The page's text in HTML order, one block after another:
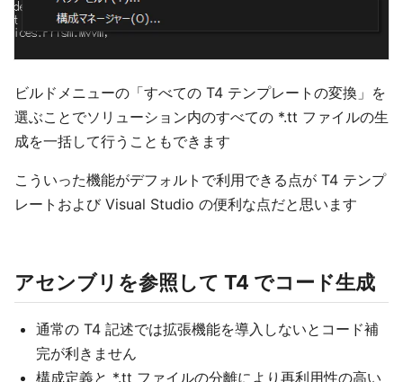
ビルドメニューの「すべての T4 テンプレートの変換」を
選ぶことでソリューション内のすべての *.tt ファイルの生
成を一括して行うこともできます
こういった機能がデフォルトで利用できる点が T4 テンプ
レートおよび Visual Studio の便利な点だと思います
アセンブリを参照して T4 でコード生成
通常の T4 記述では拡張機能を導入しないとコード補
完が利きません
構成定義と *.tt ファイルの分離により再利用性の高い